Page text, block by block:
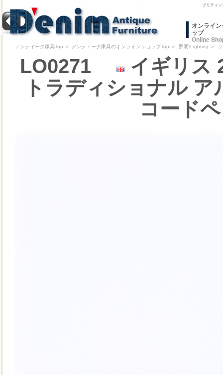
ブリティ
オンライ
ップ
Online
アンティーク家具Top ＞ アンティーク家具のオンラインショップTop ＞ 照明/Lighting ＞
LO0271
イギリス
トラディショナル
コード